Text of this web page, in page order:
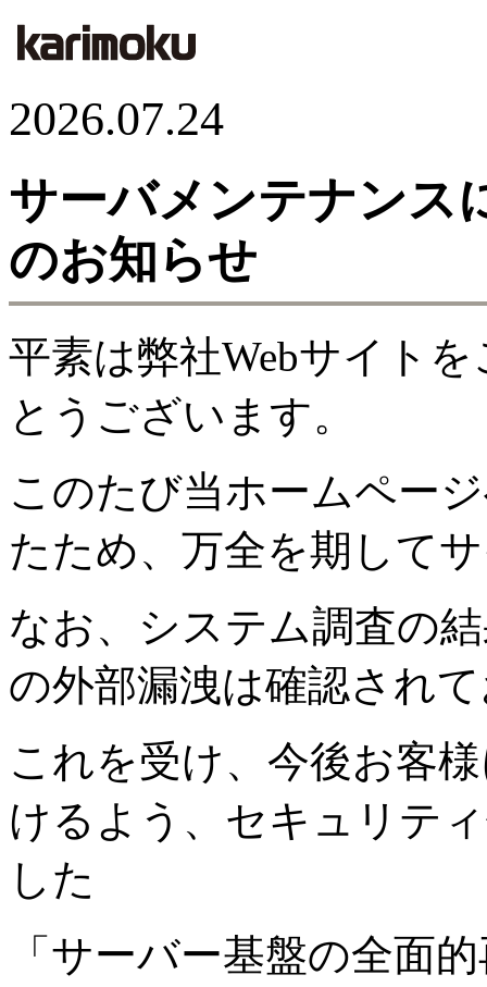
2026.07.24
サーバメンテナンス
のお知らせ
平素は弊社Webサイト
とうございます。
このたび当ホームペー
たため、万全を期して
なお、システム調査の
の外部漏洩は確認され
これを受け、今後お客
けるよう、セキュリテ
した
「サーバー基盤の全面